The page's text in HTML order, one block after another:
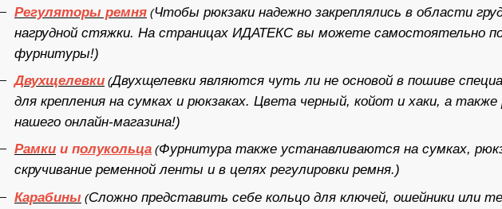
Регуляторы ремня (Чтобы рюкзаки надежно закреплялись в области
нагрудной стяжки. На страницах ИДАТЕКС вы можете самостоятельно
фурнитуры!)
Двухщелевки (Двухщелевки являются чуть ли не основой в пошиве
для крепления на сумках и рюкзаках. Цвета черный, койот и хаки, а
нашего онлайн-магазина!)
Рамки и полукольца (Фурнитура также устанавливаются на сумках,
скручивание ременной ленты и в целях регулировки ремня.)
Карабины (Сложно представить себе кольцо для ключей, ошейники или